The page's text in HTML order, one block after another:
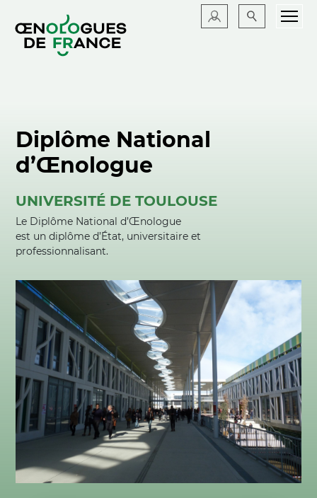
Diplôme National
d’Œnologue
UNIVERSITÉ DE TOULOUSE
Le Diplôme National d’Œnologue
est un diplôme d’État, universitaire et
professionnalisant.